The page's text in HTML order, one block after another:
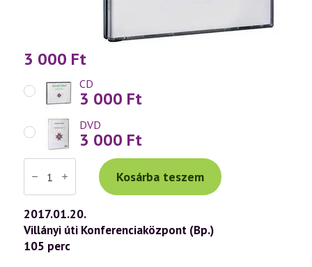
3 000 Ft
CD
3 000 Ft
DVD
3 000 Ft
Váradi
Tibor
előadás
(760)
—
A
művészet
missziója
a
Kosárba teszem
2017.01.20.
Villányi úti Konferenciaközpont (Bp.)
105 perc